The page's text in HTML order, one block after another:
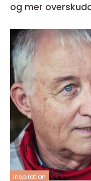
og mer
inspiration